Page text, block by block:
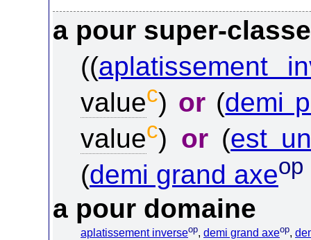
a pour super-
((aplatissement
valuec) or(demi
valuec) or(est
(demi grand axeop
a pour domaine
aplatissement inverseop, demi grand axeop,